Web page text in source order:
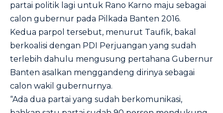
partai politik lagi untuk Rano Karno maju sebagai
calon gubernur pada Pilkada Banten 2016.
Kedua parpol tersebut, menurut Taufik, bakal
berkoalisi dengan PDI Perjuangan yang sudah
terlebih dahulu mengusung pertahana Gubernur
Banten asalkan menggandeng dirinya sebagai
calon wakil gubernurnya.
“Ada dua partai yang sudah berkomunikasi,